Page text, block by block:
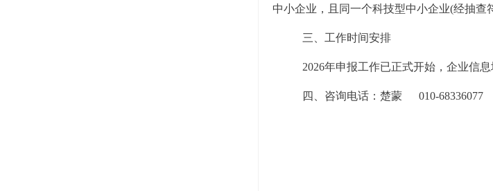
中小企业，且同一个科技型中小企业(经抽查
三、工作时间安排
2026年申报工作已正式开始，企业信
四、咨询电话：楚蒙 010-68336077